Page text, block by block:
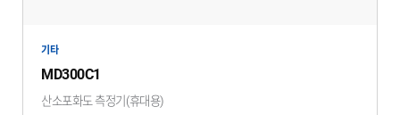
기타
MD300C1
산소포화도 측정기(휴대용)